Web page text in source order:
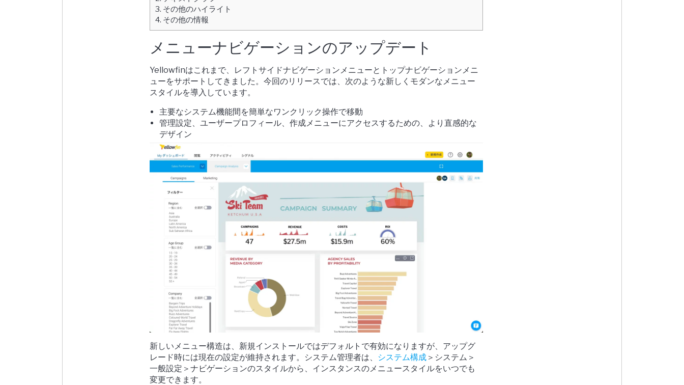
3. その他のハイライト
4. その他の情報
メニューナビゲーションのアップデート
Yellowfinはこれまで、レフトサイドナビゲーションメニューとトップナビゲーションメニ
ューをサポートしてきました。今回のリリースでは、次のような新しくモダンなメニュー
スタイルを導入しています。
主要なシステム機能間を簡単なワンクリック操作で移動
管理設定、ユーザープロフィール、作成メニューにアクセスするための、より直感的な
デザイン
新しいメニュー構造は、新規インストールではデフォルトで有効になりますが、アップグ
レード時には現在の設定が維持されます。システム管理者は、
システム構成＞システム＞
一般設定＞ナビゲーションのスタイルから、インスタンスのメニュースタイルをいつでも
変更できます。